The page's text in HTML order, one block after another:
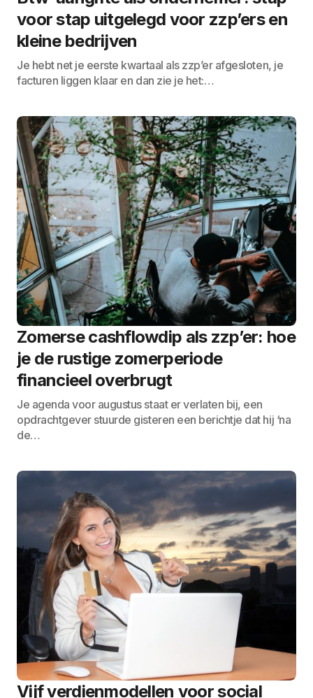
voor stap uitgelegd voor zzp’ers en
kleine bedrijven
Je hebt net je eerste kwartaal als zzp’er afgesloten, je
facturen liggen klaar en dan zie je het:…
Zomerse cashflowdip als zzp’er: hoe
je de rustige zomerperiode
financieel overbrugt
Je agenda voor augustus staat er verlaten bij, een
opdrachtgever stuurde gisteren een berichtje dat hij ‘na
de…
Vijf verdienmodellen voor social